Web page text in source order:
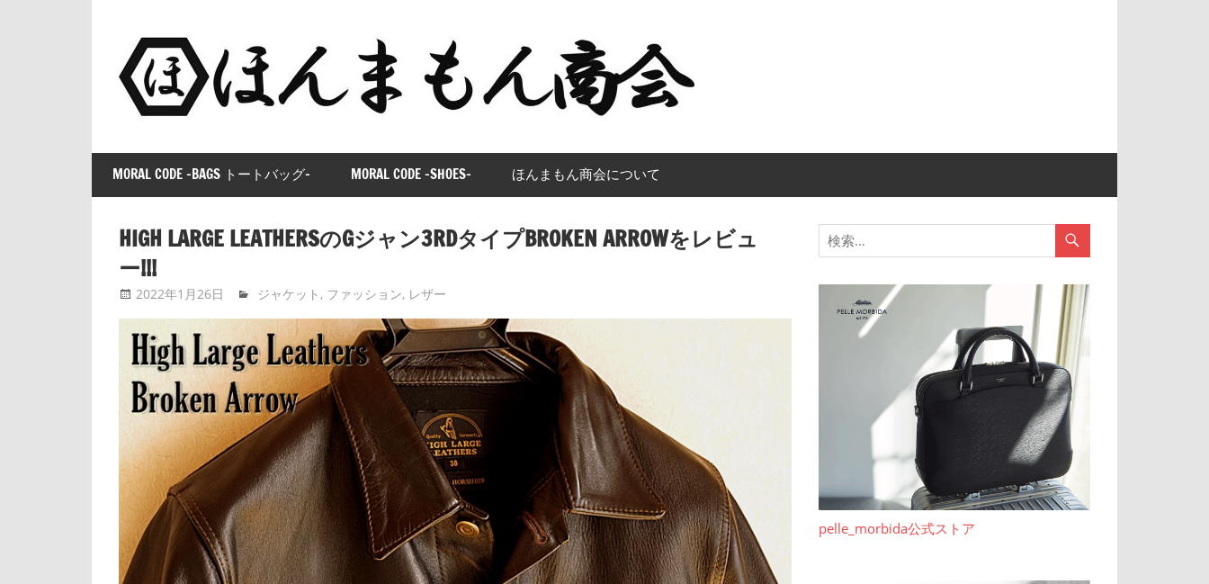
ス
ッ
ん
商
MORAL CODE -BAGS トートバッグ- MORAL CODE -SHOES- ほんまもん商会について
HIGH LARGE LEATHERSのGジャン3RDタイプBROKEN ARROWをレビュ
ー!!!
2022年1月26日 tntimdynamaite
ジャケット , ファッション, レザー
pelle_morbida公式ストア